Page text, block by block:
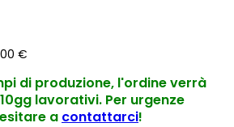
€
di produzione, l'ordine verrà
lavorativi. Per urgenze
a contattarci!